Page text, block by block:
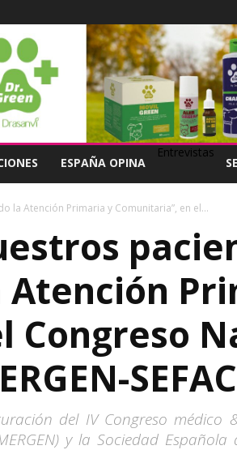
ESPAÑA OPINA
Entrevistas
la Atención Primaria y Comunitaria”, en el...
Congreso
SEFAC
del IV Congreso
y la Sociedad